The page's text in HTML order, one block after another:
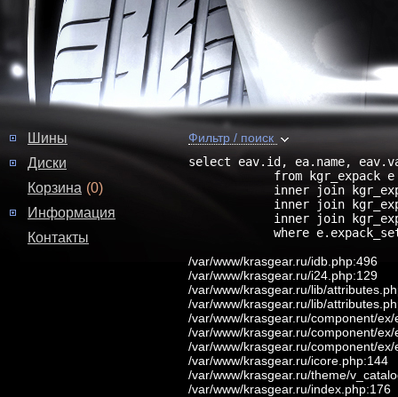
Шины
Диски
Корзина (0)
Информация
Контакты
Фильтр / поиск
select eav.id, ea.name,
            from kgr_expack e
inner join
inner join
inner join
where
/var/www/krasgear.ru/idb.php:496
/var/www/krasgear.ru/i24.php:129
/var/www/krasgear.ru/lib/
/var/www/krasgear.ru/lib/
/var/www/krasgear.ru/component/
/var/www/krasgear.ru/component/
/var/www/krasgear.ru/component/
/var/www/krasgear.ru/icore.php:144
/var/www/krasgear.ru/theme/
/var/www/krasgear.ru/index.php:176